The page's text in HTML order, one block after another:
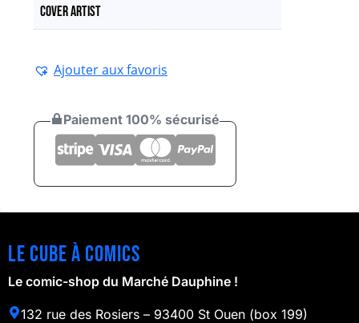
Cover artist
Ajouter aux favoris
Paiement 100% sécurisé
Le cube à comics
Le comic-shop du Marché Dauphine !
132 rue des Rosiers – 93400 St Ouen (box 199)